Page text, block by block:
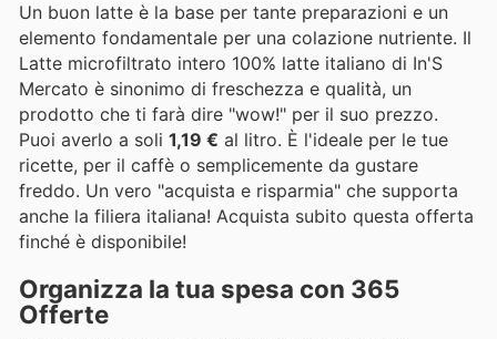
Un buon latte è la base per tante preparazioni e un
elemento fondamentale per una colazione nutriente. Il
Latte microfiltrato intero 100% latte italiano di In'S
Mercato è sinonimo di freschezza e qualità, un
prodotto che ti farà dire "wow!" per il suo prezzo.
Puoi averlo a soli 1,19 € al litro. È l'ideale per le tue
ricette, per il caffè o semplicemente da gustare
freddo. Un vero "acquista e risparmia" che supporta
anche la filiera italiana! Acquista subito questa offerta
finché è disponibile!
Organizza la tua spesa con 365
Offerte